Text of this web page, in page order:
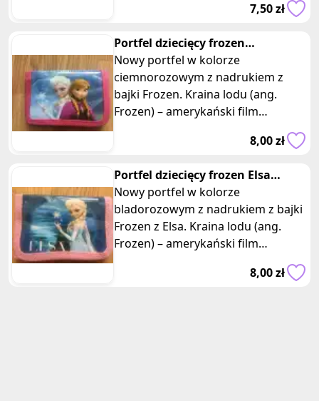
7,50 zł
Portfel dziecięcy frozen
ciemnoróżowy
Nowy portfel w kolorze
ciemnorozowym z nadrukiem z
bajki Frozen. Kraina lodu (ang.
Frozen) – amerykański film
wyprodukowany przez Walt Disney
8,00 zł
Portfel dziecięcy frozen Elsa
bladoróżowy
Nowy portfel w kolorze
bladorozowym z nadrukiem z bajki
Frozen z Elsa. Kraina lodu (ang.
Frozen) – amerykański film
wyprodukowany przez Walt D
8,00 zł